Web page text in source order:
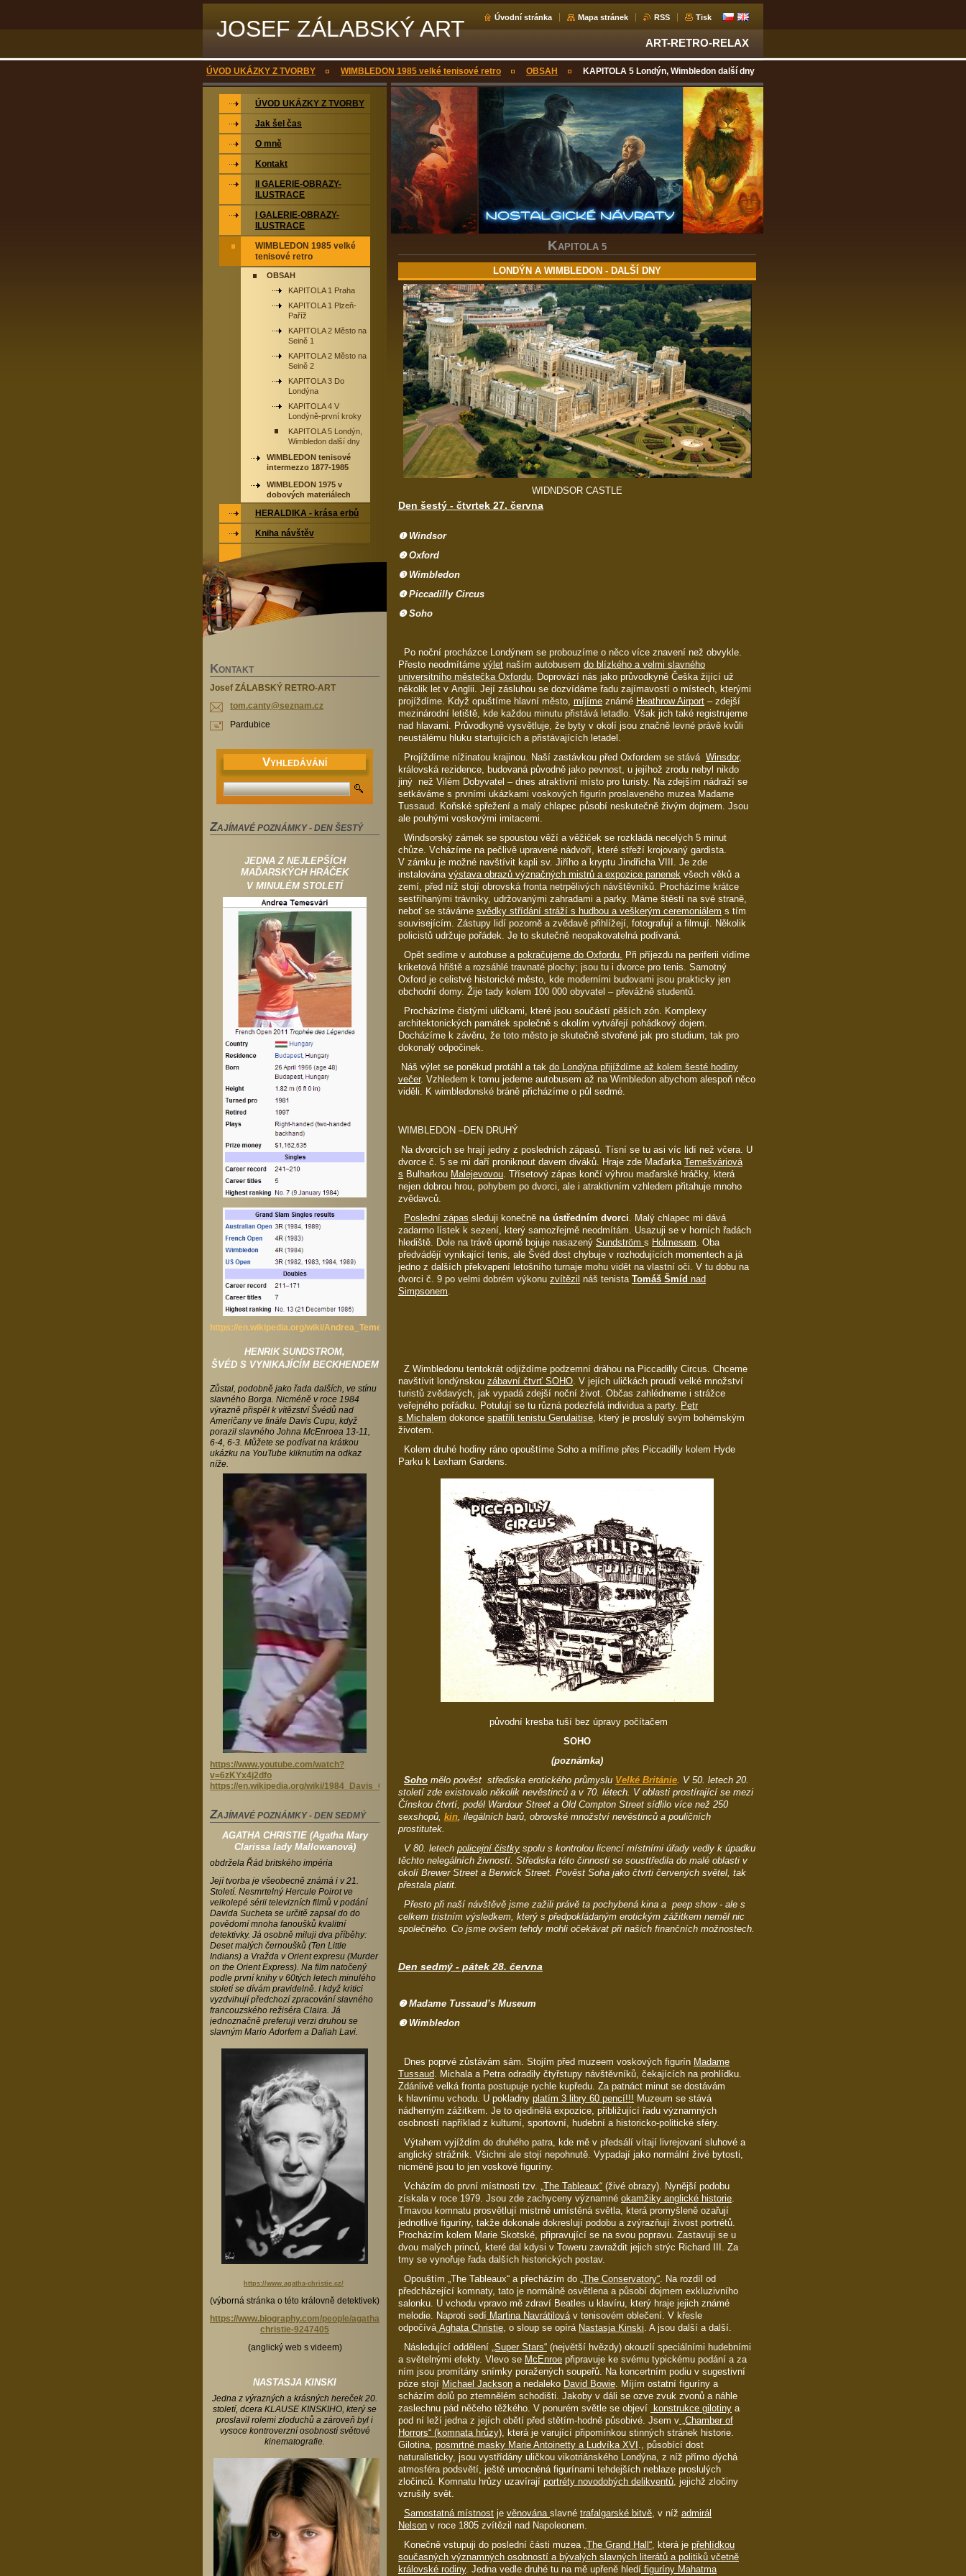
JOSEF ZÁLABSKÝ ART Úvodní stránka Mapa stránek RSS Tisk
ART-RETRO-RELAX
ÚVOD UKÁZKY Z TVORBY WIMBLEDON 1985 velké tenisové retro OBSAH KAPITOLA 5 Londýn, Wimbledon další dny
KAPITOLA 5
LONDÝN A WIMBLEDON - DALŠÍ DNY
WIDNDSOR CASTLE
Den šestý - čtvrtek 27. června
❶ Windsor
❷ Oxford
❸ Wimbledon
❹ Piccadilly Circus
❺ Soho
Po noční procházce Londýnem se probouzíme o něco více znavení než obvykle.
Přesto neodmítáme výlet naším autobusem do blízkého a velmi slavného
universitního městečka Oxfordu . Doprovází nás jako průvodkyně Češka žijící už
několik let v Anglii. Její zásluhou se dozvídáme řadu zajímavostí o místech, kterými
projíždíme. Když opuštíme hlavní město, míjíme známé Heathrow Airport – zdejší
mezinárodní letiště, kde každou minutu přistává letadlo. Však jich také registrujeme
nad hlavami. Průvodkyně vysvětluje, že byty v okolí jsou značně levné právě kvůli
neustálému hluku startujících a přistávajících letadel.
Projíždíme nížinatou krajinou. Naší zastávkou před Oxfordem se stává Winsdor,
královská rezidence, budovaná původně jako pevnost, u jejíhož zrodu nebyl nikdo
jiný než Vilém Dobyvatel – dnes atraktivní místo pro turisty. Na zdejším nádraží se
setkáváme s prvními ukázkami voskových figurín proslaveného muzea Madame
Tussaud. Koňské spřežení a malý chlapec působí neskutečně živým dojmem. Jsou
ale pouhými voskovými imitacemi.
Windsorský zámek se spoustou věží a věžiček se rozkládá necelých 5 minut
chůze. Vcházíme na pečlivě upravené nádvoří, které střeží krojovaný gardista.
V zámku je možné navštívit kapli sv. Jiřího a kryptu Jindřicha VIII. Je zde
instalována výstava obrazů význačných mistrů a expozice panenek všech věků a
zemí, před níž stojí obrovská fronta netrpělivých návštěvníků. Procházíme krátce
sestříhanými trávníky, udržovanými zahradami a parky. Máme štěstí na své straně,
neboť se stáváme svědky střídání stráží s hudbou a veškerým ceremoniálem s tím
souvisejícím. Zástupy lidí pozorně a zvědavě přihlížejí, fotografují a filmují. Několik
policistů udržuje pořádek. Je to skutečně neopakovatelná podívaná.
Opět sedíme v autobuse a pokračujeme do Oxfordu. Při příjezdu na periferii vidíme
kriketová hřiště a rozsáhlé travnaté plochy; jsou tu i dvorce pro tenis. Samotný
Oxford je celistvé historické město, kde moderními budovami jsou prakticky jen
obchodní domy. Žije tady kolem 100 000 obyvatel – převážně studentů.
Procházíme čistými uličkami, které jsou součástí pěších zón. Komplexy
architektonických památek společně s okolím vytvářejí pohádkový dojem.
Docházíme k závěru, že toto město je skutečně stvořené jak pro studium, tak pro
dokonalý odpočinek.
Náš výlet se poněkud protáhl a tak do Londýna přijíždíme až kolem šesté hodiny
večer. Vzhledem k tomu jedeme autobusem až na Wimbledon abychom alespoň něco
viděli. K wimbledonské bráně přicházíme o půl sedmé.
WIMBLEDON –DEN DRUHÝ
Na dvorcích se hrají jedny z posledních zápasů. Tísní se tu asi víc lidí než včera. U
dvorce č. 5 se mi daří proniknout davem diváků. Hraje zde Maďarka Temešváriová
s Bulharkou Malejevovou . Třísetový zápas končí výhrou maďarské hráčky, která
nejen dobrou hrou, pohybem po dvorci, ale i atraktivním vzhledem přitahuje mnoho
zvědavců.
Poslední zápas sleduji konečně na ústředním dvorci . Malý chlapec mi dává
zadarmo lístek k sezení, který samozřejmě neodmítám. Usazuji se v horních řadách
hlediště. Dole na trávě úporně bojuje nasazený Sundström s Holmesem . Oba
předvádějí vynikající tenis, ale Švéd dost chybuje v rozhodujících momentech a já
jedno z dalších překvapení letošního turnaje mohu vidět na vlastní oči. V tu dobu na
dvorci č. 9 po velmi dobrém výkonu zvítězil náš tenista Tomáš Šmíd nad
Simpsonem
Z Wimbledonu tentokrát odjíždíme podzemní dráhou na Piccadilly Circus. Chceme
navštívit londýnskou zábavní čtvrť SOHO . V jejích uličkách proudí velké množství
turistů zvědavých, jak vypadá zdejší noční život. Občas zahlédneme i strážce
veřejného pořádku. Potulují se tu různá podezřelá individua a party. Petr
s Michalem dokonce spatřili tenistu Gerulaitise , který je proslulý svým bohémským
životem.
Kolem druhé hodiny ráno opouštíme Soho a míříme přes Piccadilly kolem Hyde
Parku k Lexham Gardens.
původní kresba tuší bez úpravy počítačem
SOHO
(poznámka)
Soho mělo pověst střediska erotického průmyslu Velké Británie . V 50. letech 20.
století zde existovalo několik nevěstinců a v 70. létech. V oblasti prostírající se mezi
Čínskou čtvrtí, podél Wardour Street a Old Compton Street sídlilo více než 250
sexshopů, kin , ilegálních barů, obrovské množství nevěstinců a pouličních
prostitutek.
V 80. letech policejní čistky spolu s kontrolou licencí místními úřady vedly k úpadku
těchto nelegálních živností. Střediska této činnosti se sousttředila do malé oblasti v
okolí Brewer Street a Berwick Street. Pověst Soha jako čtvrti červených světel, tak
přestala platit.
Přesto při naší návštěvě jsme zažili právě ta pochybená kina a peep show - ale s
celkem tristním výsledkem, který s předpokládaným erotickým zážitkem neměl nic
společného. Co jsme ovšem tehdy mohli očekávat při našich finančních možnostech.
Den sedmý - pátek 28. června
❷ Madame Tussaud’s Museum
❸ Wimbledon
Dnes poprvé zůstávám sám. Stojím před muzeem voskových figurín Madame
Tussaud. Michala a Petra odradily čtyřstupy návštěvníků, čekajících na prohlídku.
Zdánlivě velká fronta postupuje rychle kupředu. Za patnáct minut se dostávám
k hlavnímu vchodu. U pokladny platím 3 libry 60 pencí!!! Muzeum se stává
nádherným zážitkem. Je to ojedinělá expozice, přibližující řadu významných
osobností například z kulturní, sportovní, hudební a historicko-politické sféry.
Výtahem vyjíždím do druhého patra, kde mě v předsálí vítají livrejovaní sluhové a
anglický strážník. Všichni ale stojí nepohnutě. Vypadají jako normální živé bytosti,
nicméně jsou to jen voskové figuríny.
Vcházím do první místnosti tzv. „The Tableaux“ (živé obrazy). Nynější podobu
získala v roce 1979. Jsou zde zachyceny významné okamžiky anglické historie.
Tmavou komnatu prosvětlují mistrně umístěná světla, která promyšleně ozařují
jednotlivé figuríny, takže dokonale dokreslují podobu a zvýrazňují živost portrétů.
Procházím kolem Marie Skotské, připravující se na svou popravu. Zastavuji se u
dvou malých princů, které dal kdysi v Toweru zavraždit jejich strýc Richard III. Za
tmy se vynořuje řada dalších historických postav.
Opouštím „The Tableaux“ a přecházím do „The Conservatory“. Na rozdíl od
předcházející komnaty, tato je normálně osvětlena a působí dojmem exkluzivního
salonku. U vchodu vpravo mě zdraví Beatles u klavíru, který hraje jejich známé
melodie. Naproti sedí Martina Navrátilováv tenisovém oblečení. V křesle
odpočíváAghata Christie, o sloup se opírá Nastasja Kinski. A jsou další a další.
Následující oddělení „Super Stars“ (největší hvězdy) okouzlí speciálními hudebními
a světelnými efekty. Vlevo se McEnroe připravuje ke svému typickému podání a za
ním jsou promítány snímky poražených soupeřů. Na koncertním podiu v sugestivní
póze stojí Michael Jackson a nedaleko David Bowie. Míjím ostatní figuríny a
scházím dolů po ztemnělém schodišti. Jakoby v dáli se ozve zvuk zvonů a náhle
zaslechnu pád něčeho těžkého. V ponurém světle se objeví
konstrukce gilotiny a
pod ní leží jedna z jejích obětí před stětím-hodně působivé. Jsem v „Chamber of
Horrors“ (komnata hrůzy), která je varující připomínkou stinných stránek historie.
Gilotina, posmrtné masky Marie Antoinetty a Ludvíka XVI ., působící dost
naturalisticky, jsou vystřídány uličkou vikotriánského Londýna, z níž přímo dýchá
atmosféra podsvětí, ještě umocněná figurínami tehdejších neblaze proslulých
zločinců. Komnatu hrůzy uzavírají portréty novodobých delikventů, jejichž zločiny
vzrušily svět.
Samostatná místnost je věnována slavné trafalgarské bitvě, v níž admirál
Nelson v roce 1805 zvítězil nad Napoleonem.
Konečně vstupuji do poslední části muzea „The Grand Hall“, která je přehlídkou
současných významných osobností a bývalých slavných literátů a politiků včetně
královské rodiny. Jedna vedle druhé tu na mě upřeně hledí figuríny Mahatma
ÚVOD UKÁZKY Z TVORBY
Jak šel čas
O mně
Kontakt
II GALERIE-OBRAZY-
ILUSTRACE
I GALERIE-OBRAZY-
ILUSTRACE
WIMBLEDON 1985 velké
tenisové retro
OBSAH
KAPITOLA 1 Praha
KAPITOLA 1 Plzeň-
Paříž
KAPITOLA 2 Město na
Seině 1
KAPITOLA 2 Město na
Seině 2
KAPITOLA 3 Do
Londýna
KAPITOLA 4 V
Londýně-první kroky
KAPITOLA 5 Londýn,
Wimbledon další dny
WIMBLEDON tenisové
intermezzo 1877-1985
WIMBLEDON 1975 v
dobových materiálech
HERALDIKA - krása erbů
Kniha návštěv
KONTAKT
Josef ZÁLABSKÝ RETRO-ART
tom.canty@seznam.cz
Pardubice
VYHLEDÁVÁNÍ
ZAJÍMAVÉ POZNÁMKY - DEN ŠESTÝ
JEDNA Z NEJLEPŠÍCH
MAĎARSKÝCH HRÁČEK
V MINULÉM STOLETÍ
https://en.wikipedia.org/wiki/Andrea_Temesv%C3%A1ri
HENRIK SUNDSTROM,
ŠVÉD S VYNIKAJÍCÍM BECKHENDEM
Zůstal, podobně jako řada dalších, ve stínu
slavného Borga. Nicméně v roce 1984
výrazně přispěl k vítězství Švédů nad
Američany ve finále Davis Cupu, když
porazil slavného Johna McEnroea 13-11,
6-4, 6-3. Můžete se podívat na krátkou
ukázku na YouTube kliknutím na odkaz
níže.
https://www.youtube.com/watch?
v=6zKYx4j2dfo
https://en.wikipedia.org/wiki/1984_Davis_Cup
ZAJÍMAVÉ POZNÁMKY - DEN SEDMÝ
AGATHA CHRISTIE (Agatha Mary
Clarissa lady Mallowanová)
obdržela Řád britského impéria
Její tvorba je všeobecně známá i v 21.
Století. Nesmrtelný Hercule Poirot ve
velkolepé sérii televizních filmů v podání
Davida Sucheta se určitě zapsal do do
povědomí mnoha fanoušků kvalitní
detektivky. Já osobně miluji dva příběhy:
Deset malých černoušků (Ten Little
Indians) a Vražda v Orient expresu (Murder
on the Orient Express). Na film natočený
podle první knihy v 60tých letech minulého
století se dívám pravidelně. I když kritici
vyzdvihují předchozí zpracování slavného
francouzského režiséra Claira. Já
jednoznačně preferuji verzi druhou se
slavným Mario Adorfem a Daliah Lavi.
https://www.agatha-christie.cz/
(výborná stránka o této královně detektivek)
https://www.biography.com/people/agatha-
christie-9247405
(anglický web s videem)
NASTASJA KINSKI
Jedna z výrazných a krásných hereček 20.
století, dcera KLAUSE KINSKIHO, který se
proslavil rolemi zloduchů a zároveň byl i
vysoce kontroverzní osobností světové
kinematografie.